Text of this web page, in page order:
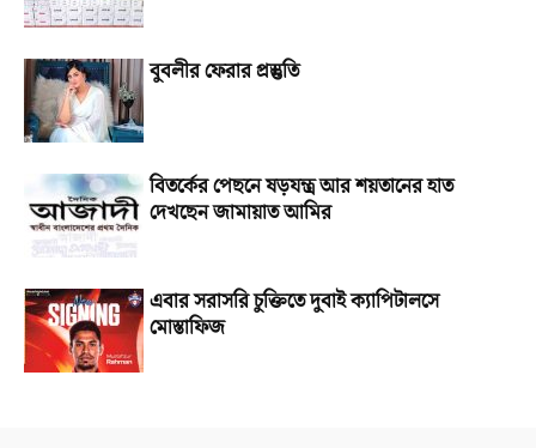
বুবলীর ফেরার প্রস্তুতি
বিতর্কের পেছনে ষড়যন্ত্র আর শয়তানের হাত
দেখছেন জামায়াত আমির
এবার সরাসরি চুক্তিতে দুবাই ক্যাপিটালসে
মোস্তাফিজ